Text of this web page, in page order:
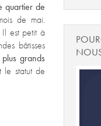
quartier de
de mai.
est petit à
bâtisses
grands
statut de